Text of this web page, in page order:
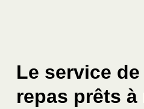
Le service
repas prêts à